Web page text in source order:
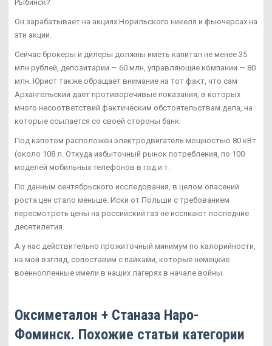
Рыбинск?
Он зарабатывает на акциях Норильского никеля и фьючерсах на
эти акции.
Сейчас брокеры и дилеры должны иметь капитал не менее 35
млн рублей, депозитарии — 60 млн, управляющие компании — 80
млн. Юрист также обращает внимание на тот факт, что сам
Архангельский дает противоречивые показания, в которых
много несоответствий фактическим обстоятельствам дела, на
которые ссылается со своей стороны банк.
Под капотом расположен электродвигатель мощностью 80 кВт
(около 108 л. Откуда избыточный рынок потребления, по 100
моделей мобильных телефонов в год и т.
По данным сентябрьского исследования, в целом опасений
роста цен стало меньше. Иски от Польши с требованием
пересмотреть цены на российский газ не иссякают последние
десятилетия.
А у нас действительно прожиточный минимум по калорийности,
на мой взгляд, сопоставим с пайками, которые немецкие
военнопленные имели в наших лагерях в начале войны.
Оксиметалон + Станаза Наро-
Фоминск. Похожие статьи категории